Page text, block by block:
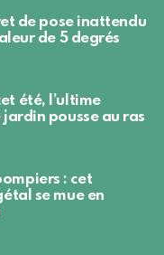
de pose inattendu
de 5 degrés
été, l’ultime
pousse au ras
: cet
se mue en